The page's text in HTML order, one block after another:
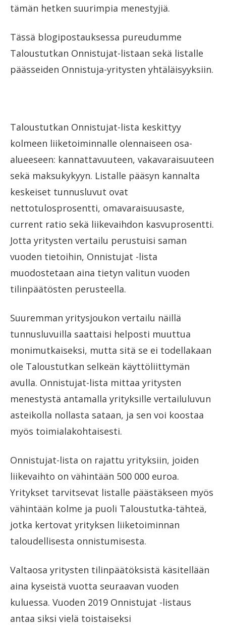
tämän hetken suurimpia menestyjiä.
Tässä blogipostauksessa pureudumme
Taloustutkan Onnistujat-listaan sekä listalle
päässeiden Onnistuja-yritysten yhtäläisyyksiin.
Taloustutkan Onnistujat-lista keskittyy
kolmeen liiketoiminnalle olennaiseen osa-
alueeseen: kannattavuuteen, vakavaraisuuteen
sekä maksukykyyn. Listalle pääsyn kannalta
keskeiset tunnusluvut ovat
nettotulosprosentti, omavaraisuusaste,
current ratio sekä liikevaihdon kasvuprosentti.
Jotta yritysten vertailu perustuisi saman
vuoden tietoihin, Onnistujat -lista
muodostetaan aina tietyn valitun vuoden
tilinpäätösten perusteella.
Suuremman yritysjoukon vertailu näillä
tunnusluvuilla saattaisi helposti muuttua
monimutkaiseksi, mutta sitä se ei todellakaan
ole Taloustutkan selkeän käyttöliittymän
avulla. Onnistujat-lista mittaa yritysten
menestystä antamalla yrityksille vertailuluvun
asteikolla nollasta sataan, ja sen voi koostaa
myös toimialakohtaisesti.
Onnistujat-lista on rajattu yrityksiin, joiden
liikevaihto on vähintään 500 000 euroa.
Yritykset tarvitsevat listalle päästäkseen myös
vähintään kolme ja puoli Taloustutka-tähteä,
jotka kertovat yrityksen liiketoiminnan
taloudellisesta onnistumisesta.
Valtaosa yritysten tilinpäätöksistä käsitellään
aina kyseistä vuotta seuraavan vuoden
kuluessa. Vuoden 2019 Onnistujat -listaus
antaa siksi vielä toistaiseksi